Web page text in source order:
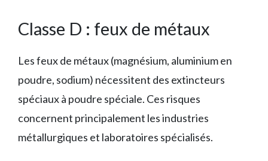
Classe D : feux de métaux
Les feux de métaux (magnésium, aluminium en
poudre, sodium) nécessitent des extincteurs
spéciaux à poudre spéciale. Ces risques
concernent principalement les industries
métallurgiques et laboratoires spécialisés.